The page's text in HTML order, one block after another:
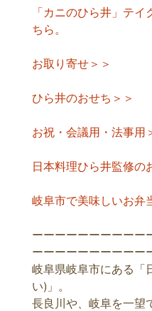
「カニのひら井」テ
ちら。
お取り寄せ＞＞
ひら井のおせち＞＞
お祝・会議用・法事用
日本料理ひら井監修の
岐阜市で美味しいお弁
ーーーーーーーーーー
ーーーーーーーーーー
岐阜県岐阜市にある「
い)」。
長良川や、岐阜を一望